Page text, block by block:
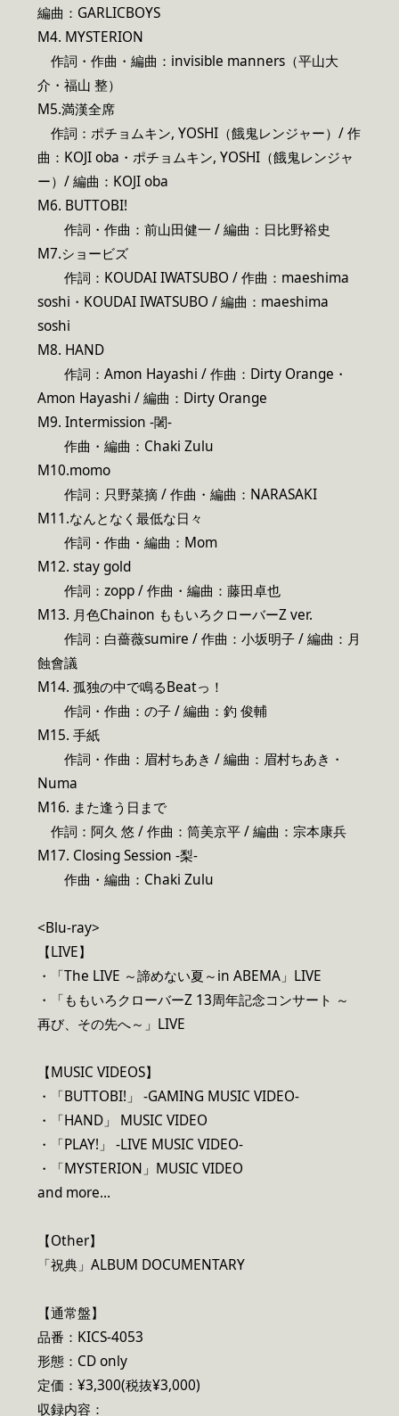
編曲：GARLICBOYS
M4. MYSTERION
作詞・作曲・編曲：invisible manners（平山大
介・福山 整）
M5.満漢全席
作詞：ポチョムキン, YOSHI（餓鬼レンジャー）/ 作
曲：KOJI oba・ポチョムキン, YOSHI（餓鬼レンジャ
ー）/ 編曲：KOJI oba
M6. BUTTOBI!
作詞・作曲：前山田健一 / 編曲：日比野裕史
M7.ショービズ
作詞：KOUDAI IWATSUBO / 作曲：maeshima
soshi・KOUDAI IWATSUBO / 編曲：maeshima
soshi
M8. HAND
作詞：Amon Hayashi / 作曲：Dirty Orange・
Amon Hayashi / 編曲：Dirty Orange
M9. Intermission -闍-
作曲・編曲：Chaki Zulu
M10.momo
作詞：只野菜摘 / 作曲・編曲：NARASAKI
M11.なんとなく最低な日々
作詞・作曲・編曲：Mom
M12. stay gold
作詞：zopp / 作曲・編曲：藤田卓也
M13. 月色Chainon ももいろクローバーZ ver.
作詞：白薔薇sumire / 作曲：小坂明子 / 編曲：月
蝕會議
M14. 孤独の中で鳴るBeatっ！
作詞・作曲：の子 / 編曲：釣 俊輔
M15. 手紙
作詞・作曲：眉村ちあき / 編曲：眉村ちあき・
Numa
M16. また逢う日まで
作詞：阿久 悠 / 作曲：筒美京平 / 編曲：宗本康兵
M17. Closing Session -梨-
作曲・編曲：Chaki Zulu
<Blu-ray>
【LIVE】
・「The LIVE ～諦めない夏～in ABEMA」LIVE
・「ももいろクローバーZ 13周年記念コンサート ～
再び、その先へ～」LIVE
【MUSIC VIDEOS】
・「BUTTOBI!」 -GAMING MUSIC VIDEO-
・「HAND」 MUSIC VIDEO
・「PLAY!」 -LIVE MUSIC VIDEO-
・「MYSTERION」MUSIC VIDEO
and more…
【Other】
「祝典」ALBUM DOCUMENTARY
【通常盤】
品番：KICS-4053
形態：CD only
定価：¥3,300(税抜¥3,000)
収録内容：